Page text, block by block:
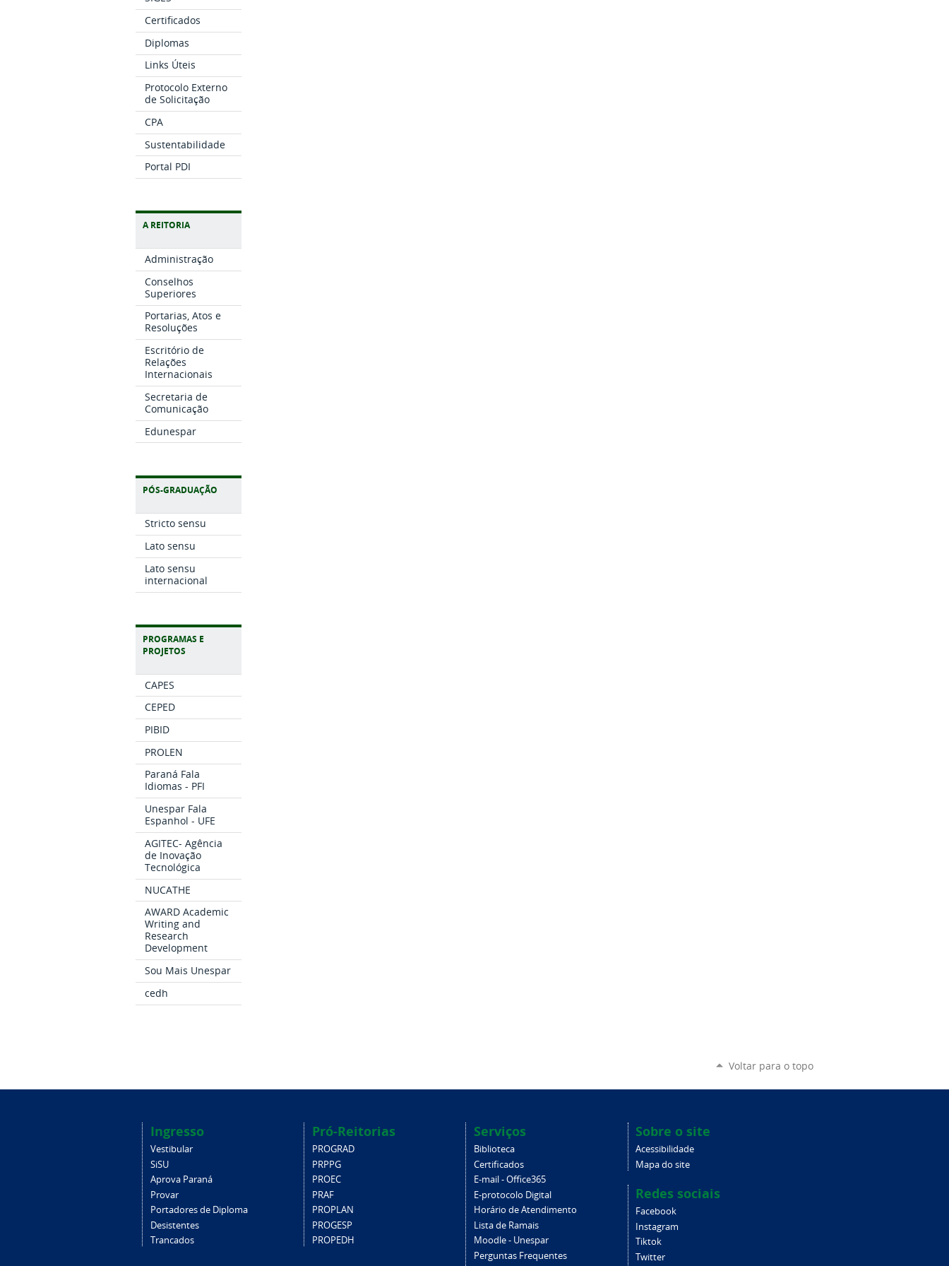
Certificados
Diplomas
Links Úteis
Protocolo Externo
de Solicitação
CPA
Sustentabilidade
Portal PDI
A REITORIA
Administração
Conselhos
Superiores
Portarias, Atos e
Resoluções
Escritório de
Relações
Internacionais
Secretaria de
Comunicação
Edunespar
PÓS-GRADUAÇÃO
Stricto sensu
Lato sensu
Lato sensu
internacional
PROGRAMAS E
PROJETOS
CAPES
CEPED
PIBID
PROLEN
Paraná Fala
Idiomas - PFI
Unespar Fala
Espanhol - UFE
AGITEC- Agência
de Inovação
Tecnológica
NUCATHE
AWARD Academic
Writing and
Research
Development
Sou Mais Unespar
cedh
Voltar para o topo
Ingresso
Vestibular
SiSU
Aprova Paraná
Provar
Portadores de Diploma
Desistentes
Trancados
Pró-Reitorias
PROGRAD
PRPPG
PROEC
PRAF
PROPLAN
PROGESP
PROPEDH
Serviços
Biblioteca
Certificados
E-mail - Office365
E-protocolo Digital
Horário de Atendimento
Lista de Ramais
Moodle - Unespar
Perguntas Frequentes
Sobre o site
Acessibilidade
Mapa do site
Redes sociais
Facebook
Instagram
Tiktok
Twitter